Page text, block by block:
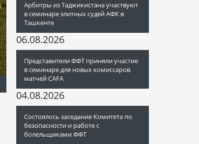
Арбитры из Таджикистана участвуют
в семинаре элитных судей АФК в
Ташкенте
06.08.2026
Представители ФФТ приняли участие
в семинаре для новых комиссаров
матчей CAFA
04.08.2026
Состоялось заседание Комитета по
безопасности и работе с
болельщиками ФФТ